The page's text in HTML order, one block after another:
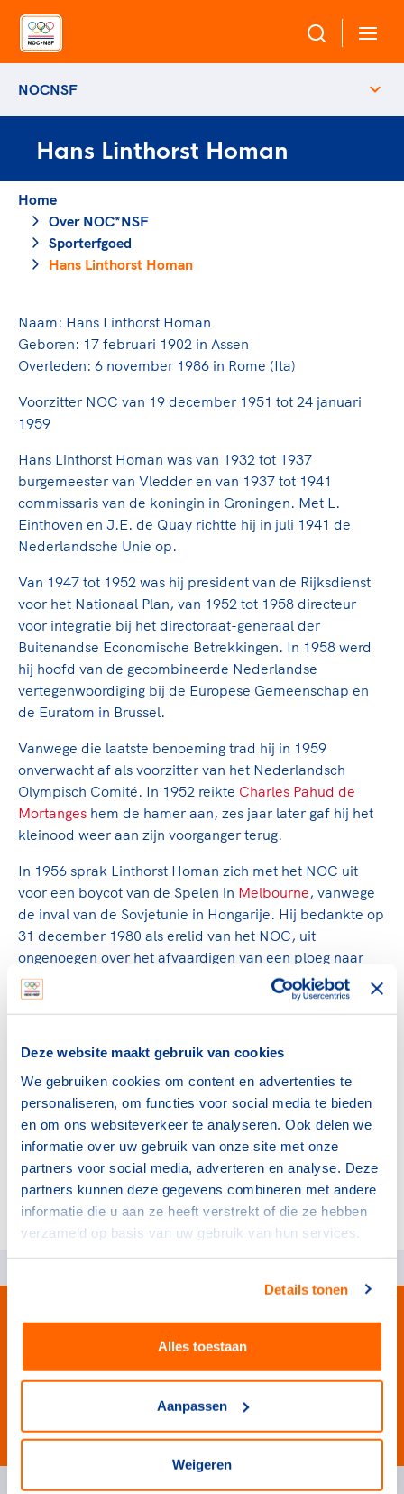
Deze website maakt gebruik van cookies
We gebruiken cookies om content en advertenties te
personaliseren, om functies voor social media te bieden
en om ons websiteverkeer te analyseren. Ook delen we
informatie over uw gebruik van onze site met onze
partners voor social media, adverteren en analyse. Deze
partners kunnen deze gegevens combineren met andere
informatie die u aan ze heeft verstrekt of die ze hebben
verzameld op basis van uw gebruik van hun services.
Details tonen
Alles toestaan
Aanpassen
Weigeren
Over NOC*NSF
Sportagenda 2032
Leden
Algemene Vergadering
Raad van Toezicht en Bestuur
Merkbescherming NOC*NSF
Onze partners
Geven aan Sport
Sportakkoord II
Game Changer
TeamNL kids
Olympische geschiedenis
Nieuwspagina
Columns
Sport gaat niet vanzelf
Sport verenigt. Op sportclubs, pleintjes, tijdens
een rondje fietsen, door samen te skaten of naar
voor Sifan Hassan, Rico Verhoeven, Diede de
Groot en het Nederlands Elftal. Of met trots te
genieten van de karatewedstrijd van je dochter,
de halve marathon van je moeder of de
hockeywedstrijd van je buurjongen.
Sportdeelname
Bonden en professionals in de sport
Beleidsmedewerkers
Trainer-coaches
Officials
Veilige en integere sport
Duurzaamheid
Bekwaam sportkader
Vitale clubs en bestuurlijk kader
Sportmatch
Clubacties
Handboek Wet- en Regelgeving
Opleidingen en trainingen
High5 Stappenplan
Ruimte voor sport
Clubondersteuning
Beroepskrachten
Samen voor een veilige
sportomgeving
Voor welk gedrag staat de club? Wat mag wel
langs de lijn, in de kleedkamer, kantine en online?
En wat mag vooral niet? Een gedragscode geeft
onderdeel van het clubbeleid rondom gewenst en
Lees verder
Topsport
Atletencommissie
Paralympische Talentdag
TeamNL Academie Kalender
Kennisaanbod TeamNL Experts
TeamNL Sport Science Centre
Paralympische Spelen LA28
Europese Spelen Istanbul 2027
Topsportbeleid
Topsportfinanciering
Top teamsportcompetities
De TeamNL Academie
De TeamNL Academie biedt een leer- en
ontwikkelprogramma voor de volgende functies
binnen TeamNL programma's: experts, coaches,
bestuurders, (technisch) directeuren, managers en
toekomstig kader.
Pers
NOCNSF
Hans Linthorst Homan
Home
Over NOC*NSF
Sporterfgoed
Hans Linthorst Homan
Naam: Hans Linthorst Homan
Geboren: 17 februari 1902 in Assen
Overleden: 6 november 1986 in Rome (Ita)
Voorzitter NOC van 19 december 1951 tot 24 januari
1959
Hans Linthorst Homan was van 1932 tot 1937
burgemeester van Vledder en van 1937 tot 1941
commissaris van de koningin in Groningen. Met L.
Einthoven en J.E. de Quay richtte hij in juli 1941 de
Nederlandsche Unie op.
Van 1947 tot 1952 was hij president van de Rijksdienst
voor het Nationaal Plan, van 1952 tot 1958 directeur
voor integratie bij het directoraat-generaal der
Buitenandse Economische Betrekkingen. In 1958 werd
hij hoofd van de gecombineerde Nederlandse
vertegenwoordiging bij de Europese Gemeenschap en
de Euratom in Brussel.
Vanwege die laatste benoeming trad hij in 1959
onverwacht af als voorzitter van het Nederlandsch
Olympisch Comité. In 1952 reikte Charles Pahud de
Mortanges hem de hamer aan, zes jaar later gaf hij het
kleinood weer aan zijn voorganger terug.
In 1956 sprak Linthorst Homan zich met het NOC uit
voor een boycot van de Spelen in Melbourne, vanwege
de inval van de Sovjetunie in Hongarije. Hij bedankte op
31 december 1980 als erelid van het NOC, uit
ongenoegen over het afvaardigen van een ploeg naar
Moskou
Linthorst Homan gaf ook de aanzet tot de reorganisatie
van de Nederlandse Sport Federatie (NSF). Toen de
Algemene Vergadering van het NOC op 24 januari 1959
definitief akkoord ging met de oprichting van de NSF,
trad hij als voorzitter af.
Bronnen:
• Kroniek Olympische Spelen, 75 jaar NOC (Elsevier
1987)
• Jaarverslag NOC*NSF 1958
#wewinnenveelmetsport